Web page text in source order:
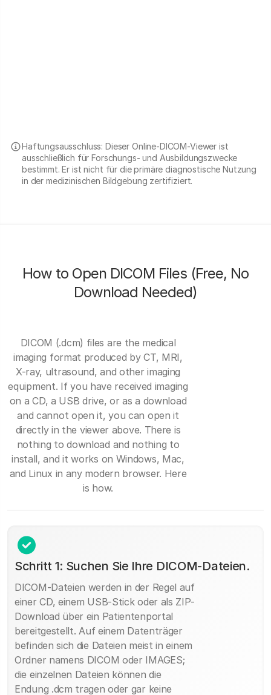
Haftungsausschluss: Dieser Online-DICOM-Viewer ist
ausschließlich für Forschungs- und Ausbildungszwecke
bestimmt. Er ist nicht für die primäre diagnostische Nutzung
in der medizinischen Bildgebung zertifiziert.
How to Open DICOM Files (Free, No
Download Needed)
DICOM (.dcm) files are the medical
imaging format produced by CT, MRI,
X-ray, ultrasound, and other imaging
equipment. If you have received imaging
on a CD, a USB drive, or as a download
and cannot open it, you can open it
directly in the viewer above. There is
nothing to download and nothing to
install, and it works on Windows, Mac,
and Linux in any modern browser. Here
is how.
Schritt 1: Suchen Sie Ihre DICOM-Dateien.
DICOM-Dateien werden in der Regel auf
einer CD, einem USB-Stick oder als ZIP-
Download über ein Patientenportal
bereitgestellt. Auf einem Datenträger
befinden sich die Dateien meist in einem
Ordner namens DICOM oder IMAGES;
die einzelnen Dateien können die
Endung .dcm tragen oder gar keine